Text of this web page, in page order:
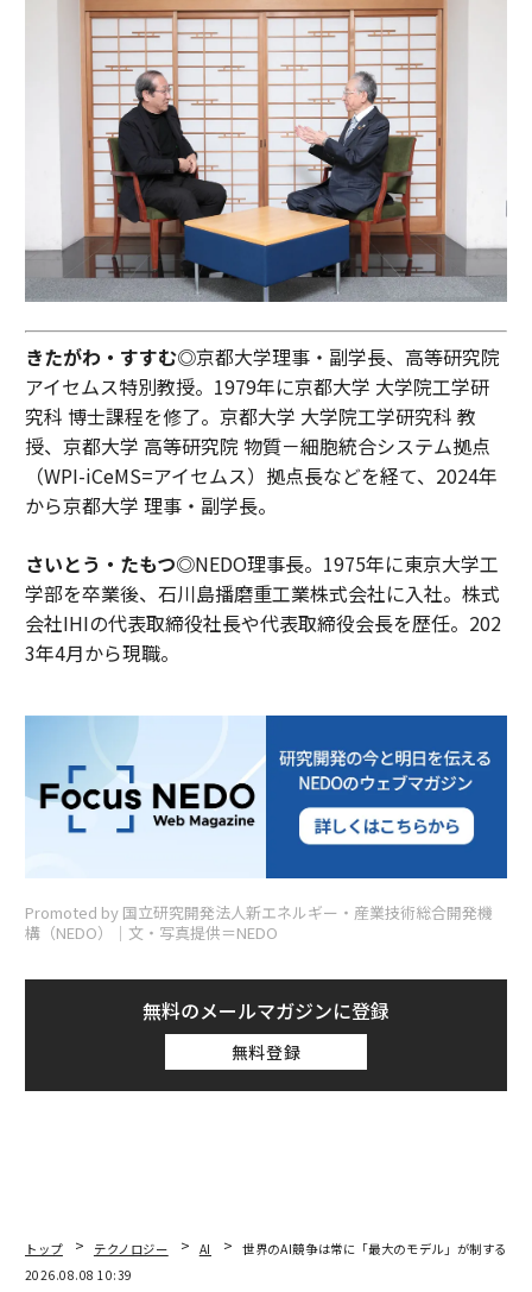
きたがわ・すすむ◎京都大学理事・副学長、高等研究院
アイセムス特別教授。1979年に京都大学 大学院工学研
究科 博士課程を修了。京都大学 大学院工学研究科 教
授、京都大学 高等研究院 物質－細胞統合システム拠点
（WPI-iCeMS=アイセムス）拠点長などを経て、2024年
から京都大学 理事・副学長。
さいとう・たもつ◎NEDO理事長。1975年に東京大学工
学部を卒業後、石川島播磨重工業株式会社に入社。株式
会社IHIの代表取締役社長や代表取締役会長を歴任。202
3年4月から現職。
Promoted by 国立研究開発法人新エネルギー・産業技術総合開発機
構（NEDO）│文・写真提供＝NEDO
無料のメールマガジンに登録
無料登録
トップ テクノロジー AI
世界のAI競争は常に「最大のモデル」が制するわ
2026.08.08 10:39